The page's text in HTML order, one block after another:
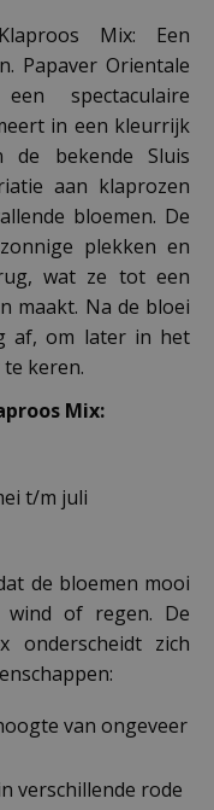
Mix: Een
Papaver Orientale
spectaculaire
in een kleurrijk
de bekende Sluis
aan klaprozen
bloemen. De
plekken en
wat ze tot een
maakt. Na de bloei
af, om later in het
keren.
Mix:
t/m juli
de bloemen mooi
of regen. De
onderscheidt zich
van ongeveer
verschillende rode